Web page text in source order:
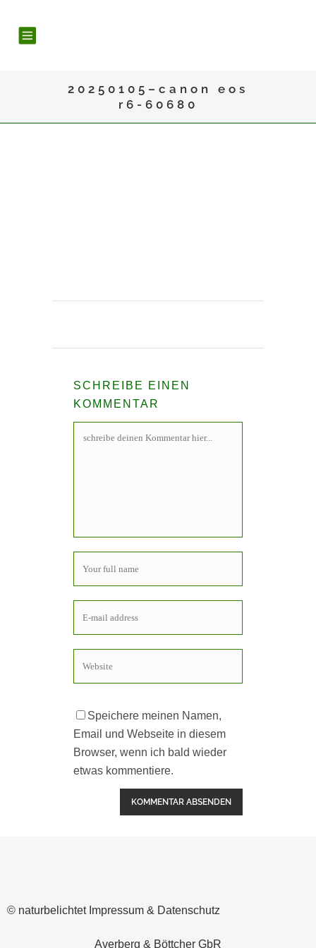
20250105–canon eos
r6-60680
SCHREIBE EINEN
KOMMENTAR
Speichere meinen Namen,
Email und Webseite in diesem
Browser, wenn ich bald wieder
etwas kommentiere.
© naturbelichtet Impressum & Datenschutz
Averberg & Böttcher GbR